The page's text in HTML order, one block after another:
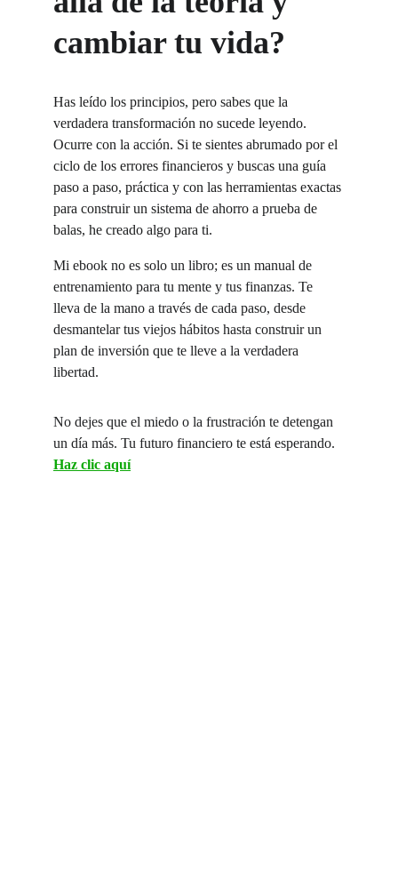
cambiar tu vida?
Has leído los principios, pero sabes que la
verdadera transformación no sucede leyendo.
Ocurre con la acción. Si te sientes abrumado por el
ciclo de los errores financieros y buscas una guía
paso a paso, práctica y con las herramientas exactas
para construir un sistema de ahorro a prueba de
balas, he creado algo para ti.
Mi ebook no es solo un libro; es un manual de
entrenamiento para tu mente y tus finanzas. Te
lleva de la mano a través de cada paso, desde
desmantelar tus viejos hábitos hasta construir un
plan de inversión que te lleve a la verdadera
libertad.
No dejes que el miedo o la frustración te detengan
un día más. Tu futuro financiero te está esperando.
Haz clic aquí